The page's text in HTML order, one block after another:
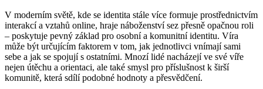
V moderním světě, kde se identita stále více formuje prostřednictvím
interakcí a vztahů online, hraje náboženství sez přesně opačnou roli
– poskytuje pevný základ pro osobní a komunitní identitu. Víra
může být určujícím faktorem v tom, jak jednotlivci vnímají sami
sebe a jak se spojují s ostatními. Mnozí lidé nacházejí ve své víře
nejen útěchu a orientaci, ale také smysl pro příslušnost k širší
komunitě, která sdílí podobné hodnoty a přesvědčení.